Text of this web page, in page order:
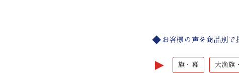
お客様の声を商品別で
► 旗・幕 大漁旗